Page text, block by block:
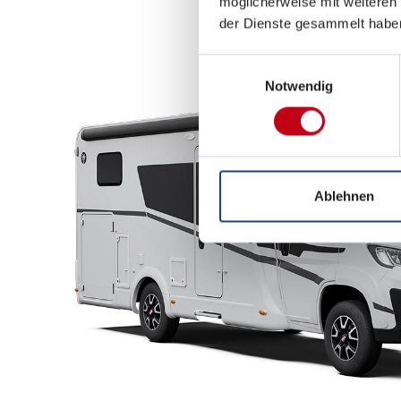
der Dienste gesammelt
Notwendig
Ablehnen